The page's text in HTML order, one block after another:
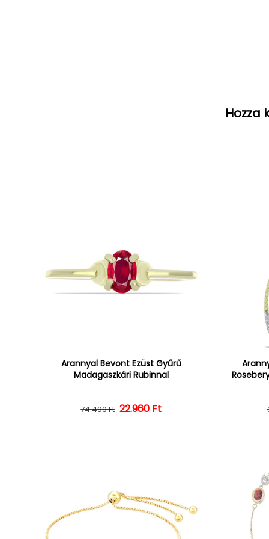
Hozza
Arannyal Bevont Ezüst Gyűrű
Madagaszkári Rubinnal
Normál ár
74.499 Ft Kedvezményes ár
22.960 Ft